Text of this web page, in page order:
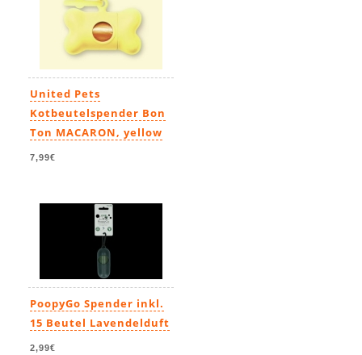
United Pets
Kotbeutelspender Bon
Ton MACARON, yellow
7,99€
PoopyGo Spender inkl.
15 Beutel Lavendelduft
2,99€